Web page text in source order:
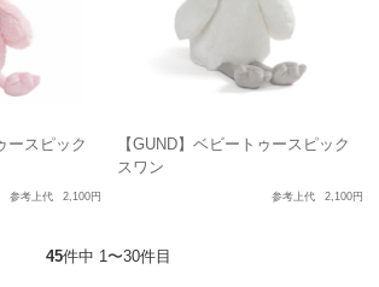
ースピック
参考上代 2,100円
【GUND】ベビートゥースピック
スワン
参考上代 2,100円
45件中 1〜30件目